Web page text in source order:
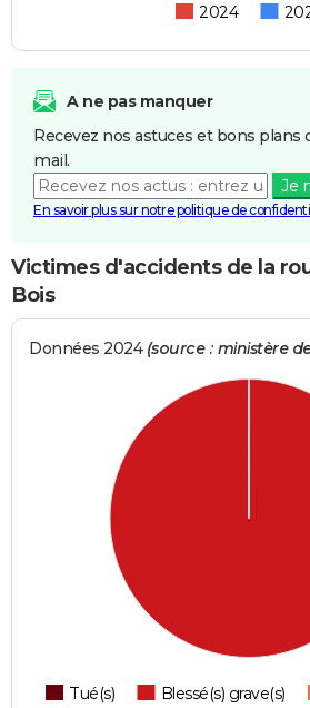
2024
A ne pas manquer
Recevez nos astuces et bons
mail.
Je
En savoir plus sur notre politique de
Victimes d'accidents de la
Bois
Données 2024 (source : ministère
Tué(s) Blessé(s) grave(s)